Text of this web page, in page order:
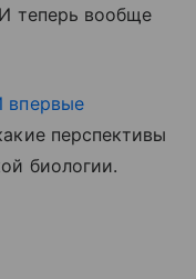
теперь вообще
впервые
перспективы
биологии.